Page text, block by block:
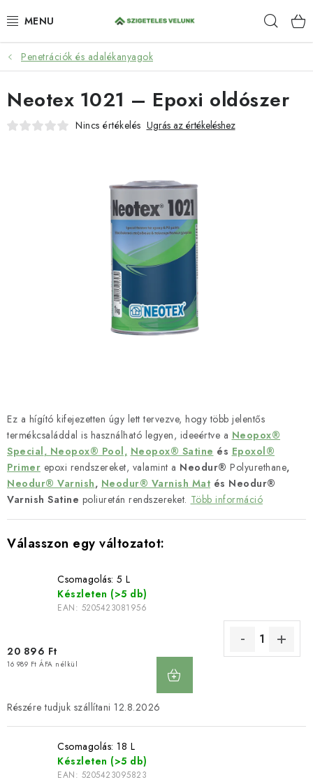
tartalomhoz
HIDROIZOLÁCIÓ
FESTÉKEK ÉS BEHATOLÁSOK
PADLÓK
ÁLTALÁNOS SZERZŐDÉSI FELTÉTELEK
SZEMÉLYES ADATOK FELDOLGOZÁSA
Penetrációk és adalékanyagok
Ez a hígító kifejezetten úgy lett tervezve, hogy több jelentős
termékcsaláddal is használható legyen, ideeértve a Neopox®
Special, Neopox® Pool, Neopox® Satine és Epoxol®
Primer epoxi rendszereket, valamint a Neodur® Polyurethane,
Neodur® Varnish, Neodur® Varnish Mat és Neodur®
Varnish Satine poliuretán rendszereket. Több információ
Csomagolás: 5 L
Készleten (>5 db)
EAN: 5205423081956
20 896 Ft
16 989 Ft ÁFA nélkül
12.8.2026
Csomagolás: 18 L
Készleten (>5 db)
EAN: 5205423095823
Neotex 1021 – Epoxi oldószer
Nincs értékelés Ugrás az értékeléshez